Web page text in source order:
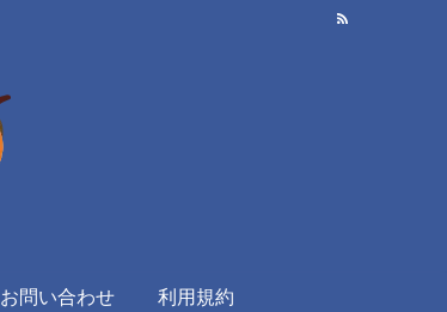
お問い合わせ 利用規約